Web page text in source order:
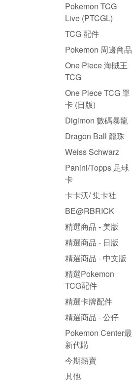
Pokemon TCG
Live (PTCGL)
TCG 配件
Pokemon 周邊商品
One Piece 海賊王
TCG
One Piece TCG 單
卡 (日版)
Digimon 數碼暴龍
Dragon Ball 龍珠
Weiss Schwarz
Panini/Topps 足球
卡
卡卡沃/ 集卡社
BE@RBRICK
精選商品 - 美版
精選商品 - 日版
精選商品 - 中文版
精選Pokemon
TCG配件
精選卡牌配件
精選商品 - 公仔
Pokemon Center最
新代購
今期熱賣
其他